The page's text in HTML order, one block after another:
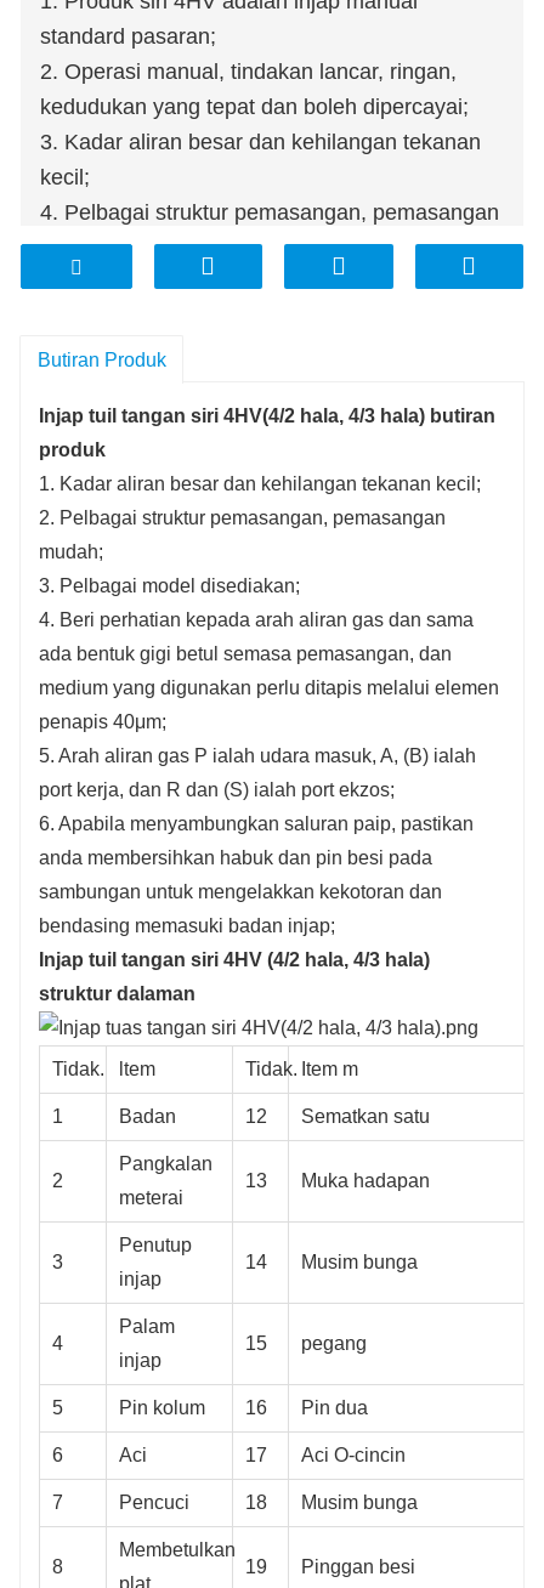
standard pasaran;
2. Operasi manual, tindakan lancar, ringan,
kedudukan yang tepat dan boleh dipercayai;
3. Kadar aliran besar dan kehilangan tekanan
kecil;
4. Pelbagai struktur pemasangan, pemasangan
mudah;
5. Pelbagai model boleh didapati;
sama ada bentuk gigi adalah betul semasa
perlu ditapis melalui elemen penapis 40μm;
7. Arah aliran gas P ialah udara masuk, A, (B)
ialah port kerja, dan R dan (S) ialah port ekzos;
8. Apabila menyambungkan saluran paip,
pastikan anda membersihkan habuk dan pin
besi pada sambungan untuk mengelakkan
kekotoran dan bendasing memasuki badan
Butiran Produk
Injap tuil tangan siri 4HV(4/2 hala, 4/3 hala) butiran
produk
1. Kadar aliran besar dan kehilangan tekanan kecil;
2. Pelbagai struktur pemasangan, pemasangan
mudah;
3. Pelbagai model disediakan;
4. Beri perhatian kepada arah aliran gas dan sama
ada bentuk gigi betul semasa pemasangan, dan
medium yang digunakan perlu ditapis melalui elemen
penapis 40μm;
5. Arah aliran gas P ialah udara masuk, A, (B) ialah
port kerja, dan R dan (S) ialah port ekzos;
6. Apabila menyambungkan saluran paip, pastikan
anda membersihkan habuk dan pin besi pada
sambungan untuk mengelakkan kekotoran dan
bendasing memasuki badan injap;
Injap tuil tangan siri 4HV (4/2 hala, 4/3 hala)
struktur dalaman
Tidak. ltem Tidak. Item m
1 Badan 12 Sematkan satu
2
Pangkalan
meterai
13 Muka hadapan
3
Penutup
injap
14 Musim bunga
4
Palam
injap
15 pegang
5 Pin kolum 16 Pin dua
6 Aci 17 Aci O-cincin
7 Pencuci 18 Musim bunga
8
Membetulkan
19 Pinggan besi